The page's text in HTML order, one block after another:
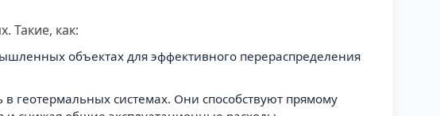
Такие, как:
объектах для эффективного перераспределения
геотермальных системах. Они способствуют прямому